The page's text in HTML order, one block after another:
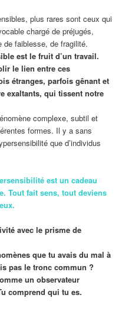
plus rares sont ceux qui
chargé de préjugés,
faiblesse, de fragilité.
est le fruit d’un travail.
le lien entre ces
étranges, parfois gênant et
exaltants, qui tissent notre
complexe, subtil et
formes. Il y a sans
que d’individus
est un cadeau
Tout fait sens, tout deviens
avec le prisme de
que tu avais du mal à
pas le tronc commun ?
un observateur
comprend qui tu es.